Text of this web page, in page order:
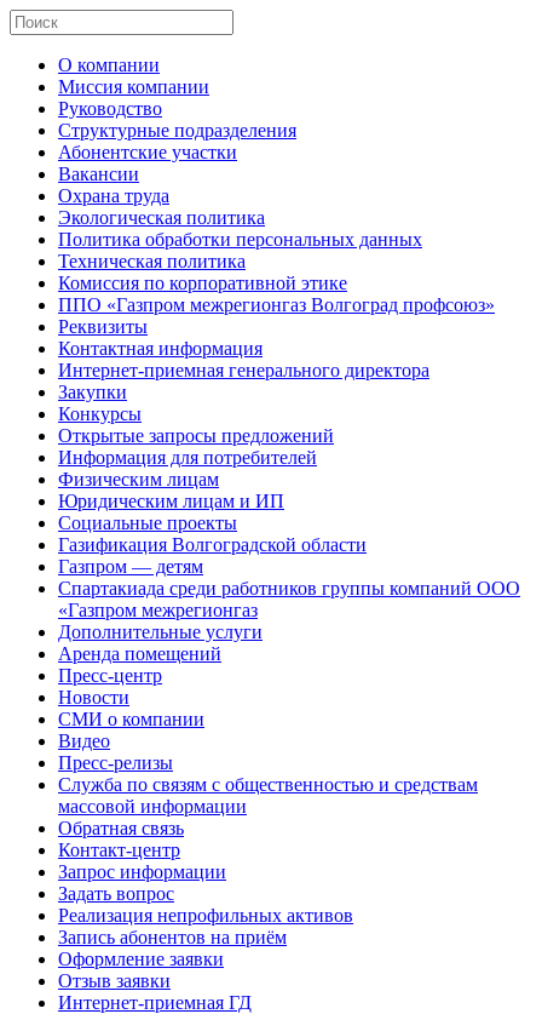
О компании
Миссия компании
Руководство
Структурные подразделения
Абонентские участки
Вакансии
Охрана труда
Экологическая политика
Политика обработки персональных данных
Техническая политика
Комиссия по корпоративной этике
ППО «Газпром межрегионгаз Волгоград профсоюз»
Реквизиты
Контактная информация
Интернет-приемная генерального директора
Закупки
Конкурсы
Открытые запросы предложений
Информация для потребителей
Физическим лицам
Юридическим лицам и ИП
Социальные проекты
Газификация Волгоградской области
Газпром — детям
Спартакиада среди работников группы компаний ООО
«Газпром межрегионгаз
Дополнительные услуги
Аренда помещений
Пресс-центр
Новости
СМИ о компании
Видео
Пресс-релизы
Служба по связям с общественностью и средствам
массовой информации
Обратная связь
Контакт-центр
Запрос информации
Задать вопрос
Реализация непрофильных активов
Запись абонентов на приём
Оформление заявки
Отзыв заявки
Интернет-приемная ГД